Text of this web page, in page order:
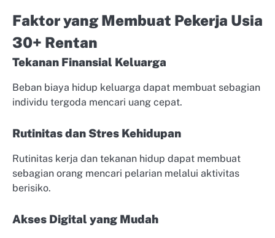
Faktor yang Membuat Pekerja Usia
30+ Rentan
Tekanan Finansial Keluarga
Beban biaya hidup keluarga dapat membuat sebagian
individu tergoda mencari uang cepat.
Rutinitas dan Stres Kehidupan
Rutinitas kerja dan tekanan hidup dapat membuat
sebagian orang mencari pelarian melalui aktivitas
berisiko.
Akses Digital yang Mudah